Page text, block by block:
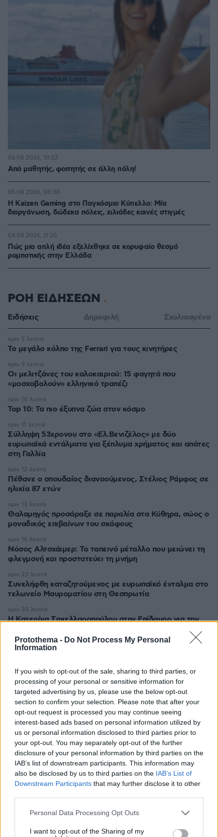
Protothema - Do Not Process My Personal
Information
If you wish to opt-out of the sale, sharing to third parties, or
processing of your personal or sensitive information for
targeted advertising by us, please use the below opt-out
section to confirm your selection. Please note that after your
opt-out request is processed you may continue seeing
interest-based ads based on personal information utilized by
us or personal information disclosed to third parties prior to
your opt-out. You may separately opt-out of the further
disclosure of your personal information by third parties on the
IAB’s list of downstream participants. This information may
also be disclosed by us to third parties on the IAB’s List of
Downstream Participants that may further disclose it to other
Please note that this website/app uses one or more Google
not limited to your visit or usage behaviour. You may click to
Personal Data Processing Opt Outs
I want to opt-out of the Sharing of my
Από μαθητής, φοιτητής σε άλλη πόλη!
06.08.2026, 10:52
H Kaizen Gaming στο Παγκόσμιο Kύπελλο: Μία
διοργάνωση, δώδεκα πόλεις, χιλιάδες κοινές στιγμές
05.08.2026, 08:38
Πώς μια απλή ιδέα εξελίχθηκε σε κορυφαίο θεσμό
ρομποτικής στην Ελλάδα
04.08.2026, 11:20
ΡΟΗ ΕΙΔΗΣΕΩΝ
Ειδήσεις Δημοφιλή Σχολιασμένα
Το μεγάλο κόλπο της Ferrari για τους κινητήρες
πριν 5 λεπτά
Οι μελιτζάνες του καλοκαιριού: 15 φαγητά που
«μοσχοβολούν» ελληνικό τραπέζι
πριν 9 λεπτά
Top 10: Τα πιο έξυπνα ζώα στον κόσμο
πριν 10 λεπτά
Σύλληψη 53χρονου στο «Ελ.Βενιζέλος» με δύο
ευρωπαϊκά εντάλματα για ξέπλυμα χρήματος και απάτες
στη Γαλλία
πριν 11 λεπτά
Πέθανε ο σπουδαίος διανοούμενος, Στέλιος Ράμφος σε
ηλικία 87 ετών
πριν 12 λεπτά
Θαλαμηγός προσάραξε σε παραλία στα Κύθηρα, σώος ο
μοναδικός επιβαίνων του σκάφους
πριν 13 λεπτά
Νόσος Αλτσχάιμερ: Το ταπεινό μέταλλο που μειώνει τη
φλεγμονή και προστατεύει τη μνήμη
πριν 16 λεπτά
Συνελήφθη καταζητούμενος με ευρωπαϊκό ένταλμα στο
τελωνείο Μαυροματίου στη Θεσπρωτία
πριν 23 λεπτά
Η Κατερίνα Σακελλαροπούλου στην Επίδαυρο για την
πριν 30 λεπτά
πριν 32 λεπτά
ΔΕΙΤΕ ΟΛΕΣ ΤΙΣ ΕΙΔΗΣΕΙΣ
ΤΑ ΠΙΟ ΔΗΜΟΦΙΛΗ